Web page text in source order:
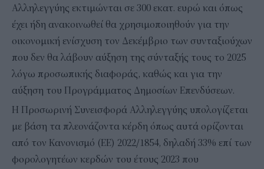
Αλληλεγγύης εκτιμώνται σε 300 εκατ. ευρώ και όπως
έχει ήδη ανακοινωθεί θα χρησιμοποιηθούν για την
οικονομική ενίσχυση τον Δεκέμβριο των συνταξιούχων
που δεν θα λάβουν αύξηση της σύνταξής τους το 2025
λόγω προσωπικής διαφοράς, καθώς και για την
αύξηση του Προγράμματος Δημοσίων Επενδύσεων.
Η Προσωρινή Συνεισφορά Αλληλεγγύης υπολογίζεται
με βάση τα πλεονάζοντα κέρδη όπως αυτά ορίζονται
από τον Κανονισμό (ΕΕ) 2022/1854, δηλαδή 33% επί των
φορολογητέων κερδών του έτους 2023 που